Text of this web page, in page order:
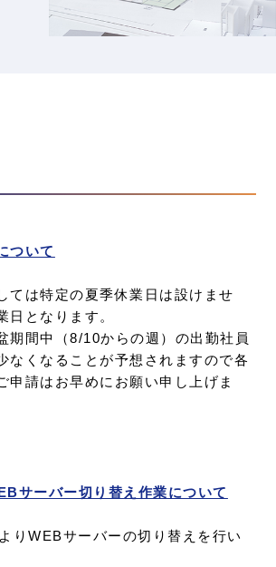
手数料
〜17：20
日・祝日、年末年始
ついて
ては特定の夏季休業日は設けませ
日となります。
期間中（8/10からの週）の出勤社員
なくなることが予想されますので各
申請はお早めにお願い申し上げま
サーバー切り替え作業について
りWEBサーバーの切り替えを行い